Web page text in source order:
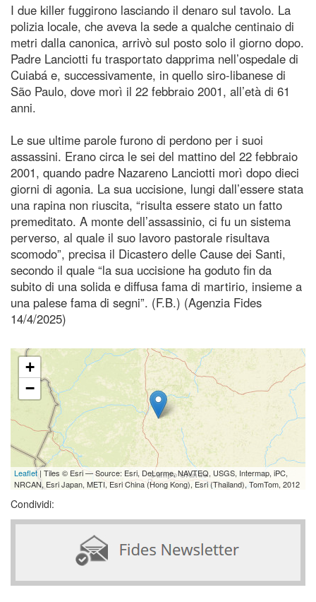
I due killer fuggirono lasciando il denaro sul tavolo. La
polizia locale, che aveva la sede a qualche centinaio di
metri dalla canonica, arrivò sul posto solo il giorno dopo.
Padre Lanciotti fu trasportato dapprima nell’ospedale di
Cuiabá e, successivamente, in quello siro-libanese di
São Paulo, dove morì il 22 febbraio 2001, all’età di 61
anni.
Le sue ultime parole furono di perdono per i suoi
assassini. Erano circa le sei del mattino del 22 febbraio
2001, quando padre Nazareno Lanciotti morì dopo dieci
giorni di agonia. La sua uccisione, lungi dall’essere stata
una rapina non riuscita, “risulta essere stato un fatto
premeditato. A monte dell’assassinio, ci fu un sistema
perverso, al quale il suo lavoro pastorale risultava
scomodo”, precisa il Dicastero delle Cause dei Santi,
secondo il quale “la sua uccisione ha goduto fin da
subito di una solida e diffusa fama di martirio, insieme a
una palese fama di segni”. (F.B.) (Agenzia Fides
14/4/2025)
+
−
Leaflet| Tiles © Esri — Source: Esri, DeLorme, NAVTEQ, USGS, Intermap, iPC,
NRCAN, Esri Japan, METI, Esri China (Hong Kong), Esri (Thailand), TomTom, 2012
Condividi: